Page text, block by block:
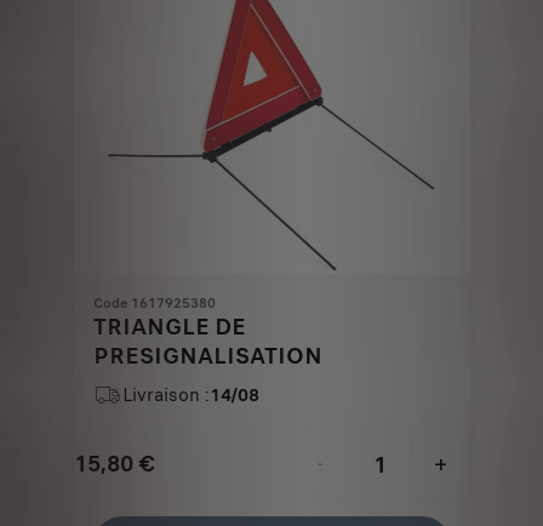
Code 1617925380
TRIANGLE DE
PRESIGNALISATION
Livraison :14/08
15,80 €
Price
-
+
Quantity